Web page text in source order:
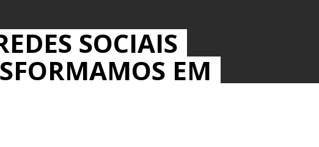
SOCIAIS
EM